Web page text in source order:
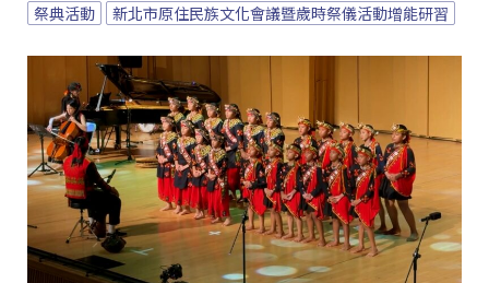
祭典活動 新北市原住民族文化會議暨歲時祭儀活動增能研習